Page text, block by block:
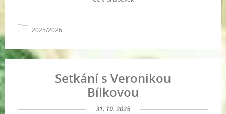
2025/2026
Setkání s Veronikou
Bílkovou
31. 10. 2025